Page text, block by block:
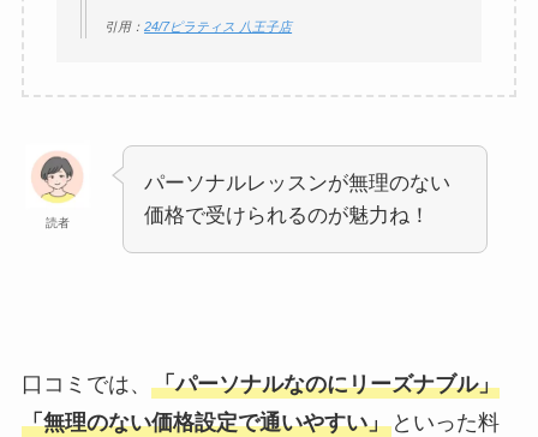
引用：24/7ピラティス 八王子店
読者
パーソナルレッスンが無理のない
価格で受けられるのが魅力ね！
口コミでは、 「パーソナルなのにリーズナブル」
「無理のない価格設定で通いやすい」といった料